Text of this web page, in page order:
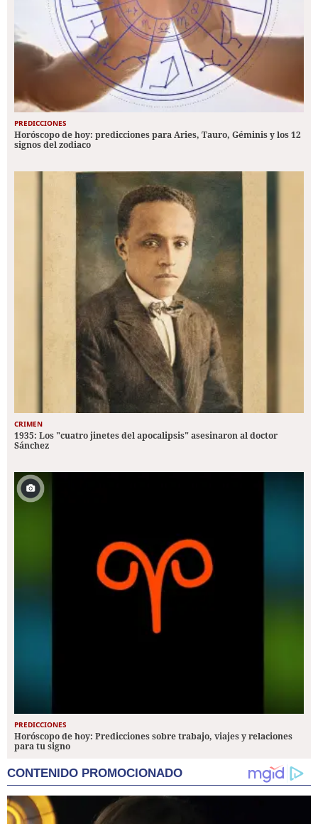
PREDICCIONES
Horóscopo de hoy: predicciones para Aries, Tauro, Géminis y los 12
signos del zodiaco
CRIMEN
1935: Los "cuatro jinetes del apocalipsis" asesinaron al doctor
Sánchez
PREDICCIONES
Horóscopo de hoy: Predicciones sobre trabajo, viajes y relaciones
para tu signo
CONTENIDO PROMOCIONADO